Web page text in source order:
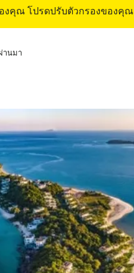
งคุณ โปรดปรับตัวกรองของคุณ
านมา